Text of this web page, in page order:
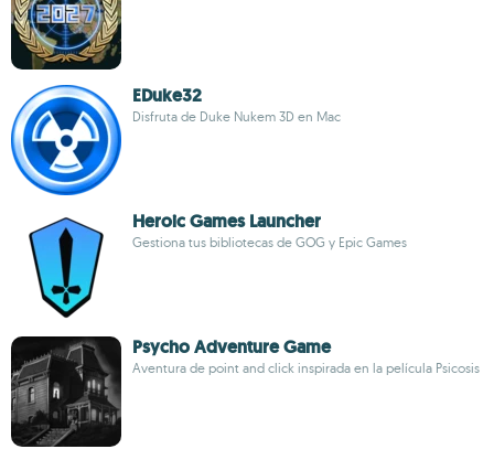
EDuke32
Disfruta de Duke Nukem 3D en Mac
Heroic Games Launcher
Gestiona tus bibliotecas de GOG y Epic Games
Psycho Adventure Game
Aventura de point and click inspirada en la película Psicosis